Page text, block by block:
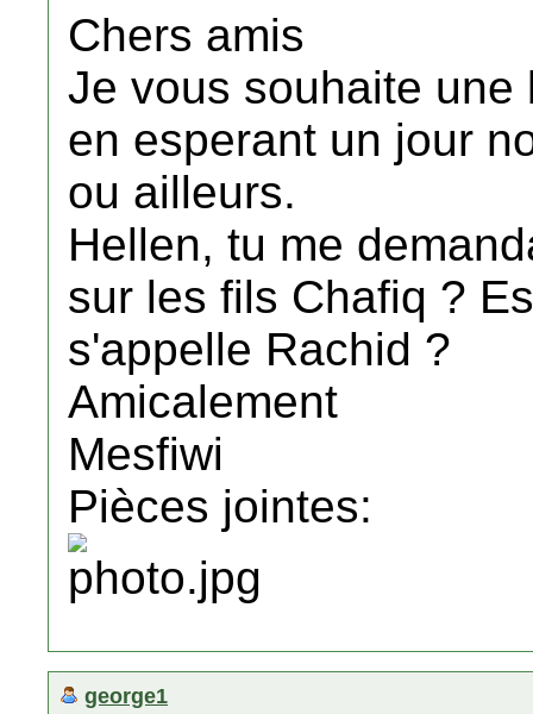
Chers amis
Je vous souhaite
en esperant un jour
ou ailleurs.
Hellen, tu me
sur les fils Chafiq ?
s'appelle Rachid ?
Amicalement
Mesfiwi
Pièces jointes:
george1